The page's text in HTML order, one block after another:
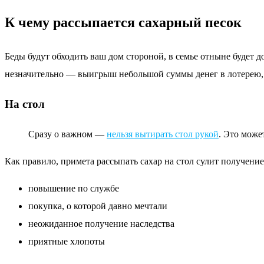
К чему рассыпается сахарный песок
Беды будут обходить ваш дом стороной, в семье отныне будет
незначительно — выигрыш небольшой суммы денег в
На стол
Сразу о важном — нельзя вытирать стол рукой. Это
Как правило, примета рассыпать сахар на стол сулит
повышение по службе
покупка, о которой давно мечтали
неожиданное получение наследства
приятные хлопоты